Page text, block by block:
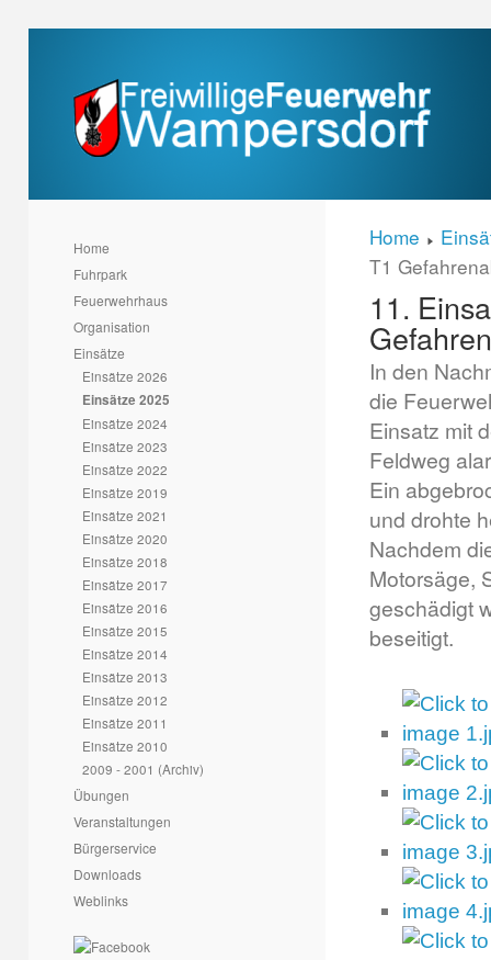
Home
Fuhrpark
Feuerwehrhaus
Organisation
Einsätze
Einsätze 2026
Einsätze 2025
Einsätze 2024
Einsätze 2023
Einsätze 2022
Einsätze 2019
Einsätze 2021
Einsätze 2020
Einsätze 2018
Einsätze 2017
Einsätze 2016
Einsätze 2015
Einsätze 2014
Einsätze 2013
Einsätze 2012
Einsätze 2011
Einsätze 2010
2009 - 2001 (Archiv)
Übungen
Veranstaltungen
Bürgerservice
Downloads
Weblinks
Home
T1
11.
In den
die
Einsatz mit
Feldweg
Ein
und drohte
Nachdem
Motorsäge,
geschädigt
beseitigt.